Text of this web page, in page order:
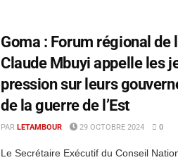
Goma : Forum régional de
Claude Mbuyi appelle les
pression sur leurs
de la guerre de l’Est
PAR LETAMBOUR 29 OCTOBRE 2024 0
Le Secrétaire Exécutif du Conseil